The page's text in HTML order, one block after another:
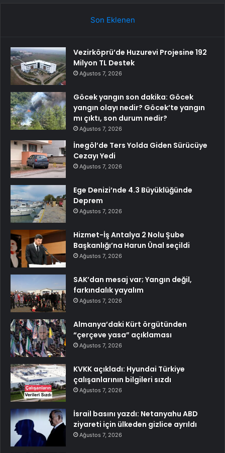
Son Eklenen
Vezirköprü’de Huzurevi Projesine 192
Milyon TL Destek
Ağustos 7, 2026
Göcek yangın son dakika: Göcek
yangın olayı nedir? Göcek’te yangın
mı çıktı, son durum nedir?
Ağustos 7, 2026
İnegöl’de Ters Yolda Giden Sürücüye
Cezayı Yedi
Ağustos 7, 2026
Ege Denizi’nde 4.3 Büyüklüğünde
Deprem
Ağustos 7, 2026
Hizmet-İş Antalya 2 Nolu Şube
Başkanlığı’na Harun Ünal seçildi
Ağustos 7, 2026
SAK’dan mesaj var; Yangın değil,
farkındalık yayalım
Ağustos 7, 2026
Almanya’daki Kürt örgütünden
“çerçeve yasa” açıklaması
Ağustos 7, 2026
KVKK açıkladı: Hyundai Türkiye
çalışanlarının bilgileri sızdı
Ağustos 7, 2026
İsrail basını yazdı: Netanyahu ABD
ziyareti için ülkeden gizlice ayrıldı
Ağustos 7, 2026